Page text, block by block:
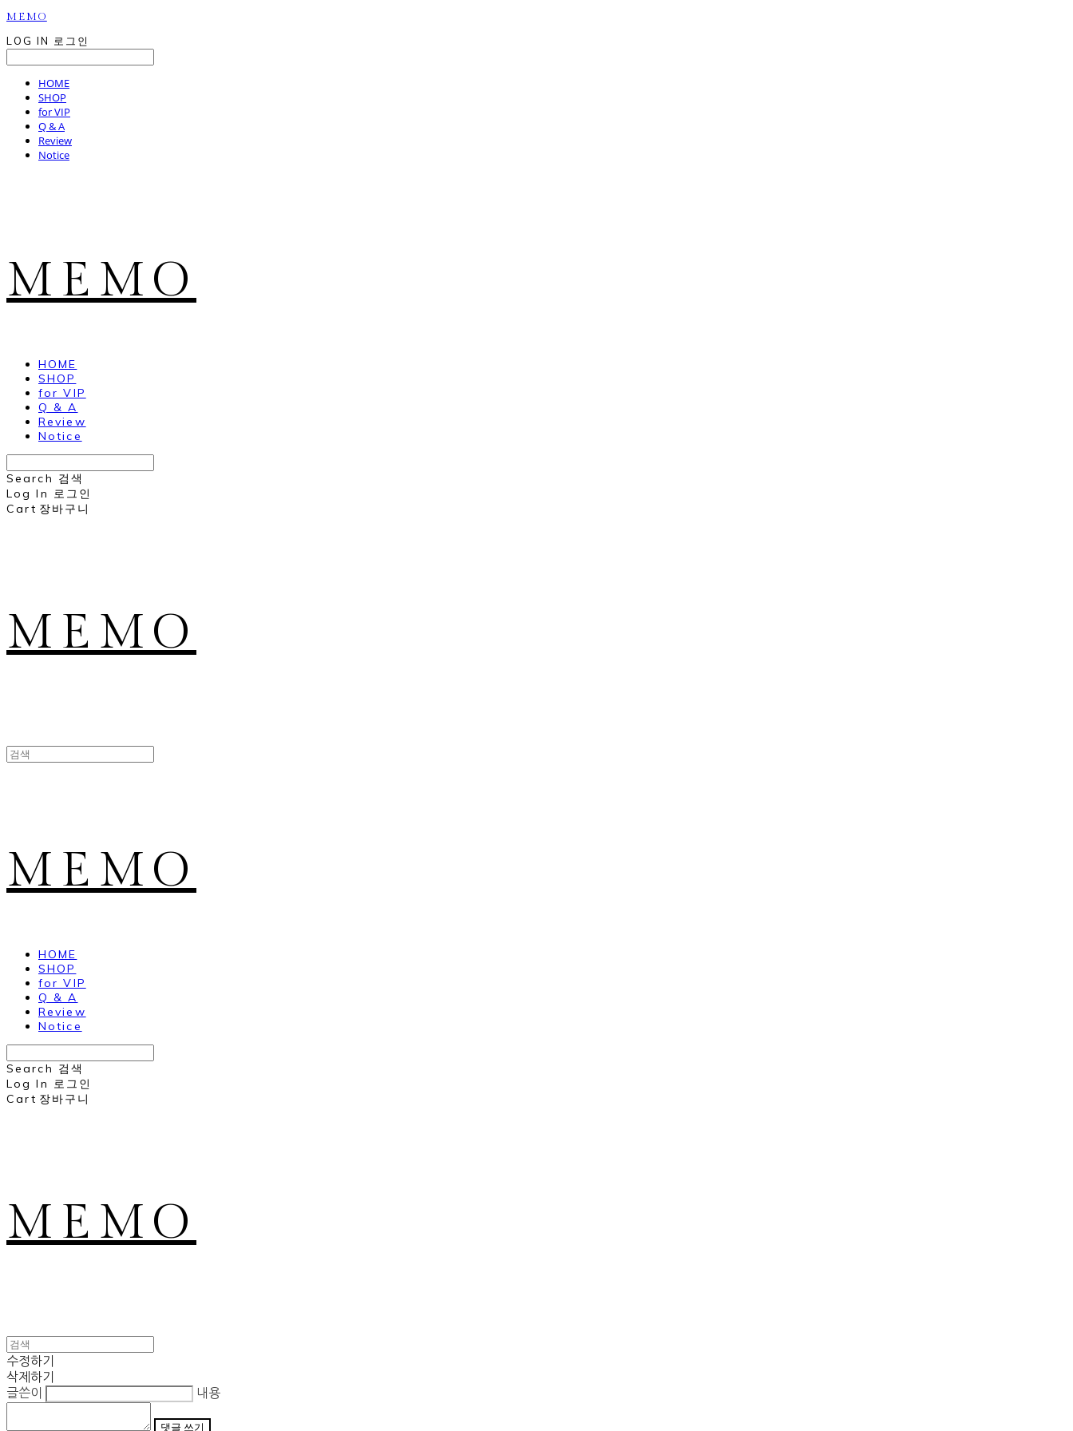
MEMO
LOG IN
로그인
HOME
SHOP
for VIP
Q & A
Review
Notice
MEMO
HOME
SHOP
for VIP
Q & A
Review
Notice
Search 검색
Log In 로그인
Cart 장바구니
MEMO
MEMO
HOME
SHOP
for VIP
Q & A
Review
Notice
Search 검색
Log In 로그인
Cart 장바구니
MEMO
수정하기
삭제하기
글쓴이
내용
댓글 쓰기